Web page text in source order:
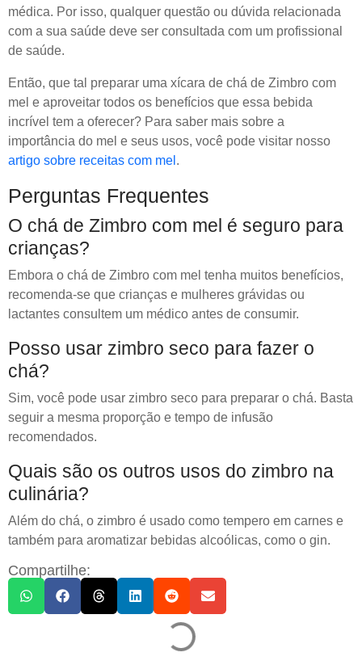
médica. Por isso, qualquer questão ou dúvida relacionada
com a sua saúde deve ser consultada com um profissional
de saúde.
Então, que tal preparar uma xícara de chá de Zimbro com
mel e aproveitar todos os benefícios que essa bebida
incrível tem a oferecer? Para saber mais sobre a
importância do mel e seus usos, você pode visitar nosso
artigo sobre receitas com mel .
Perguntas Frequentes
O chá de Zimbro com mel é seguro para
crianças?
Embora o chá de Zimbro com mel tenha muitos benefícios,
recomenda-se que crianças e mulheres grávidas ou
lactantes consultem um médico antes de consumir.
Posso usar zimbro seco para fazer o
chá?
Sim, você pode usar zimbro seco para preparar o chá. Basta
seguir a mesma proporção e tempo de infusão
recomendados.
Quais são os outros usos do zimbro na
culinária?
Além do chá, o zimbro é usado como tempero em carnes e
também para aromatizar bebidas alcoólicas, como o gin.
Compartilhe: